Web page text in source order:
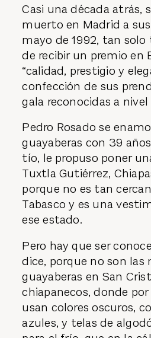
Casi una década atrás,
muerto en Madrid a
mayo de 1992, tan solo
de recibir un premio en
“calidad, prestigio y
confección de sus
gala reconocidas a nivel
Pedro Rosado se
guayaberas con 39
tío, le propuso poner
Tuxtla Gutiérrez,
porque no es tan
Tabasco y es una
ese estado.
Pero hay que ser
dice, porque no son las
guayaberas en San
chiapanecos, donde
usan colores oscuros,
azules, y telas de